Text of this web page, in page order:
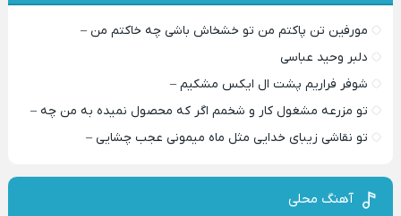
مورفین تن پاکتم من تو خشخاش باشی چه خاکتم من –
دلبر وحید عباسی
شوفر فراریم پشت ال ایکس مشکیم –
تو مزرعه مشغول کار و شخمم اگر که محصول نمیده به من چه –
تو نقاشی زیبای خدایی مثل ماه میمونی عجب چشایی –
آهنگ محلی